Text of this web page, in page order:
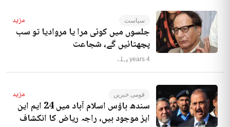
سیاست مزید
جلسوں میں کوئی مرا یا مروادیا تو سب
پچھتائیں گے، شجاعت
4 years پہلے
قومی خبریں مزید
سندھ ہاؤس اسلام آباد میں 24 ایم این
ایز موجود ہیں، راجہ ریاض کا انکشاف